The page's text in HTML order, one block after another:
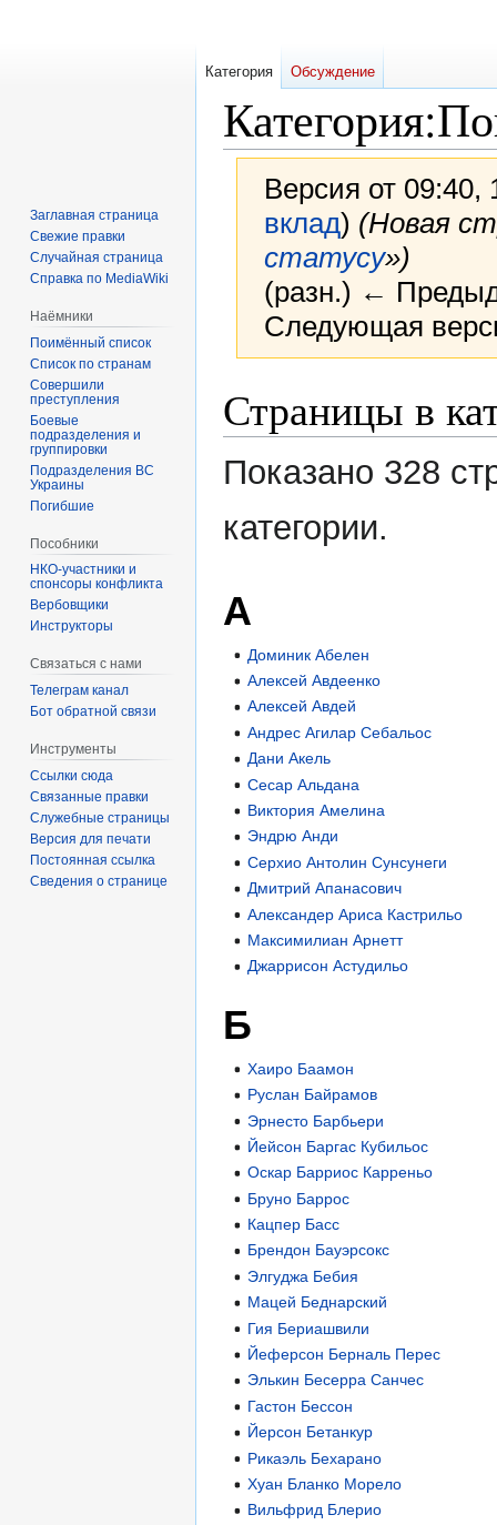
Категория:
Версия от 09:40,
вклад) (Новая
статусу»)
(разн.) ←
Следующая
к
навигации
к
поиску
Страницы в
Показано 328
категории.
А
Доминик Абелен
Алексей Авдеенко
Алексей Авдей
Андрес Агилар Себальос
Дани Акель
Сесар Альдана
Виктория Амелина
Эндрю Анди
Серхио Антолин Сунсунеги
Дмитрий Апанасович
Александер Ариса Кастрильо
Максимилиан Арнетт
Джаррисон Астудильо
Б
Хаиро Баамон
Руслан Байрамов
Эрнесто Барбьери
Йейсон Баргас Кубильос
Оскар Барриос Карреньо
Бруно Баррос
Кацпер Басс
Брендон Бауэрсокс
Элгуджа Бебия
Мацей Беднарский
Гия Бериашвили
Йеферсон Берналь Перес
Элькин Бесерра Санчес
Гастон Бессон
Йерсон Бетанкур
Рикаэль Бехарано
Хуан Бланко Морело
Вильфрид Блерио
Категория Обсуждение
Заглавная страница
Свежие правки
Случайная страница
Справка по MediaWiki
Наёмники
Поимённый список
Список по странам
Совершили
преступления
Боевые
подразделения и
группировки
Подразделения ВС
Украины
Погибшие
Пособники
спонсоры конфликта
‏‎Вербовщики
Инструкторы
Связаться с нами
Телеграм канал
Бот обратной связи
Инструменты
Ссылки сюда
Связанные правки
Служебные страницы
Версия для печати
Постоянная ссылка
Сведения о странице